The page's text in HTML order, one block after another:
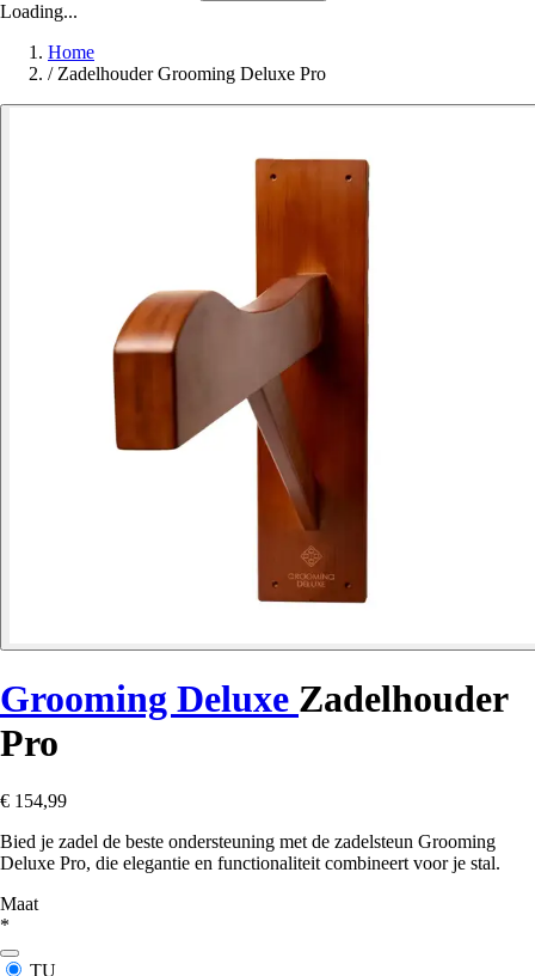
Loading...
Home
/ Zadelhouder Grooming Deluxe Pro
Grooming Deluxe Zadelhouder
Pro
€ 154,99
Bied je zadel de beste ondersteuning met de zadelsteun Grooming
Deluxe Pro, die elegantie en functionaliteit combineert voor je stal.
Maat
*
TU